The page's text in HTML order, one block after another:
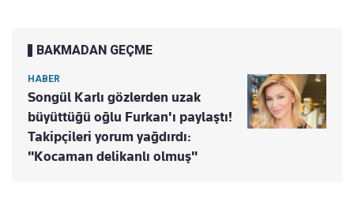
BAKMADAN GEÇME
HABER
Songül Karlı gözlerden uzak
büyüttüğü oğlu Furkan'ı paylaştı!
Takipçileri yorum yağdırdı:
"Kocaman delikanlı olmuş"